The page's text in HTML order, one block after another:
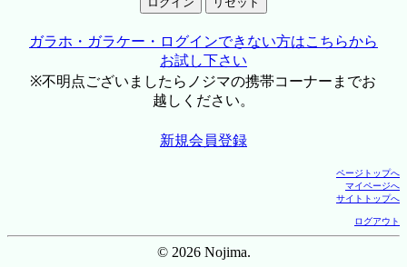
ガラホ・ガラケー・ログインできない方はこちらから
お試し下さい
※不明点ございましたらノジマの携帯コーナーまでお
越しください。
新規会員登録
ページトップへ
マイページへ
サイトトップへ
ログアウト
© 2026 Nojima.